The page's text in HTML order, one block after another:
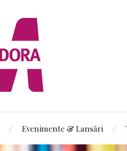
Evenimente & Lansări